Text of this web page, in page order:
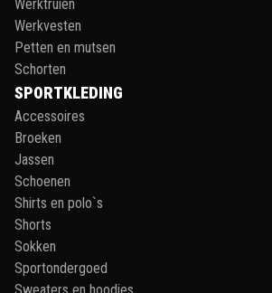
Werktruien
Werkvesten
Petten en mutsen
Schorten
SPORTKLEDING
Accessoires
Broeken
Jassen
Schoenen
Shirts en polo`s
Shorts
Sokken
Sportondergoed
Sweaters en hoodies